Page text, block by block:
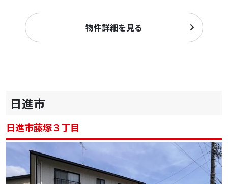
物件詳細を見る
日進市
日進市藤塚３丁目